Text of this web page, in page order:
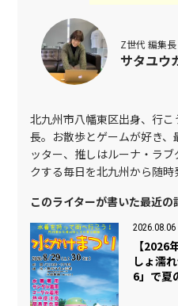
Z世代 編集長
サタユウ
北九州市八幡東区出身、行
長。お散歩とゲームが好き
ッター、推しはルーナ・ラ
クする毎日を北九州から随
このライターが書いた最近の
2026.08.06
【2026
しょ濡
6」で夏